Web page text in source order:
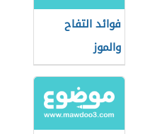
فوائد التفاح
والموز